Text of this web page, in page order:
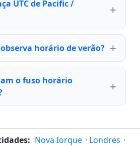
UTC de Pacific /
horário de verão?
o fuso horário
Nova Iorque · Londres ·